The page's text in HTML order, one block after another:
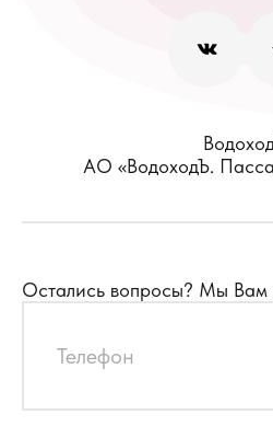
АО «ВодоходЪ.
Остались вопросы? Мы Вам